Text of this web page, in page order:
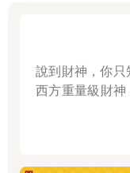
不轉故。」六識心的
有依」。如是「所依
上緣依」，六識種方
根與五勝義根作增上
這「內六處」只屬於
例如眼識要依眼勝義
說到財神，你只
西方重量級財神
慧與正能量；